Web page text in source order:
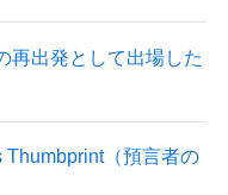
出発として出場した
Thumbprint（預言者の